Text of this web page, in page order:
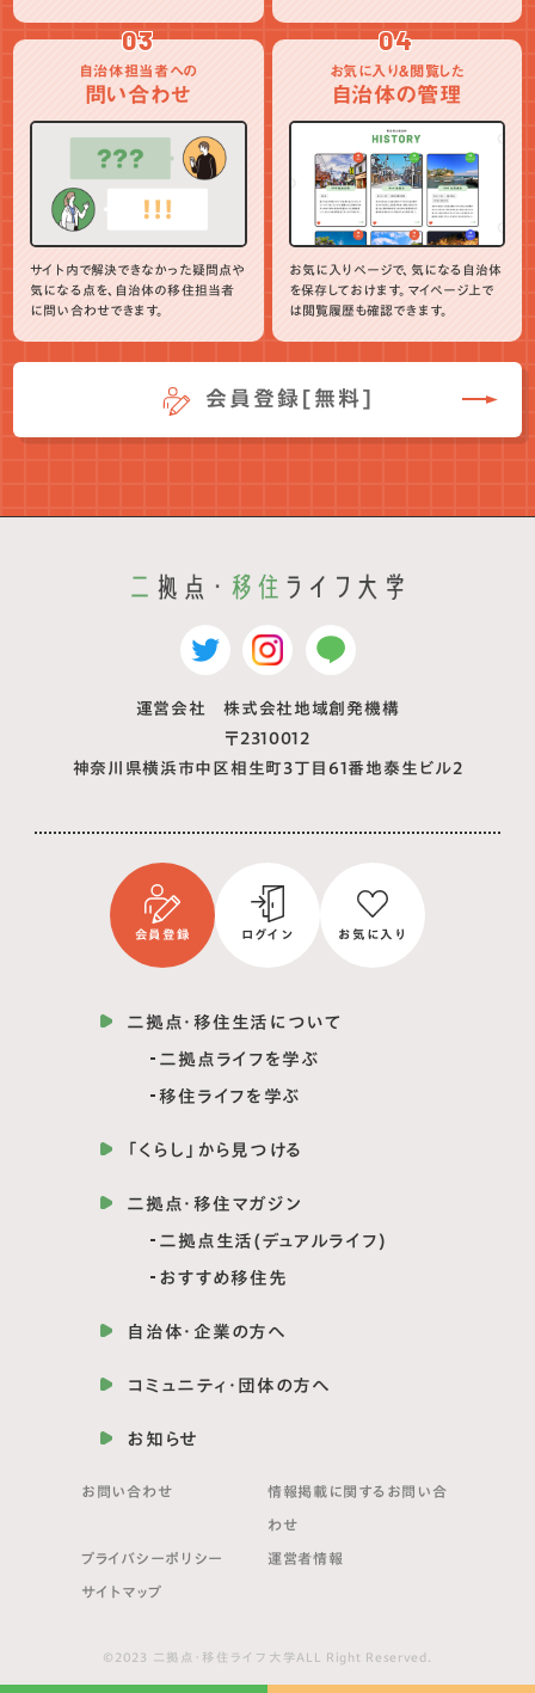
03
自治体担当者への
問い合わせ
サイト内で解決できなかった疑問点や
気になる点を、自治体の移住担当者
に問い合わせできます。
04
お気に入り＆閲覧した
自治体の管理
お気に入りページで、気になる自治体
を保存しておけます。マイページ上で
は閲覧履歴も確認できます。
会員登録[無料]
運営会社 株式会社地域創発機構
〒2310012
神奈川県横浜市中区相生町3丁目61番地泰生ビル2
会員登録 ログイン お気に入り
二拠点・移住生活について
二拠点ライフを学ぶ
移住ライフを学ぶ
「くらし」から見つける
二拠点・移住マガジン
二拠点生活(デュアルライフ)
おすすめ移住先
自治体・企業の方へ
コミュニティ・団体の方へ
お知らせ
お問い合わせ 情報掲載に関する お問い合
わせ
プライバシーポリシー 運営者情報
サイトマップ
©2023 二拠点・移住ライフ大学ALL Right Reserved.